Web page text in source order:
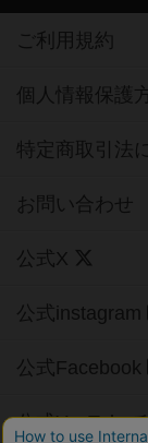
ご利用規約
個人情報保護方
特定商取引法
お問い合わせ
公式X
公式instagram
公式Facebook
公式YouTube